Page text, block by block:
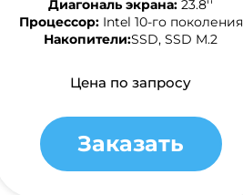
Диагональ экрана: 23.8''
Процессор:Intel 10-го поколения
Накопители:SSD, SSD M.2
Цена по запросу
Заказать